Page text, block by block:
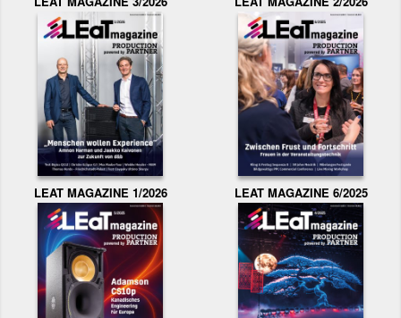
LEAT MAGAZINE 1/2026 LEAT MAGAZINE 6/2025